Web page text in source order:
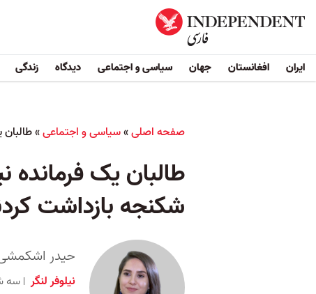
ایران افغانستان جهان سیاسی و اجتماعی دیدگاه زندگی
صفحه اصلی»سیاسی و اجتماعی»
طالبان یک فرمانده
شکنجه بازداشت
حیدر
نیلوفر لنگر سه شنبه ۱۱ مهر ۱۴۰۲